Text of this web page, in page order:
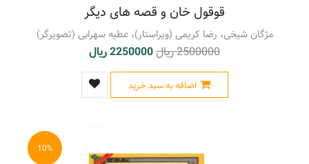
قوقول خان و قصه های دیگر
مژگان شیخی، رضا کریمی (ویراستار)، عطیه سهرابی (تصویرگر)
2500000 ریال 2250000 ریال
اضافه به سبد خرید
10%